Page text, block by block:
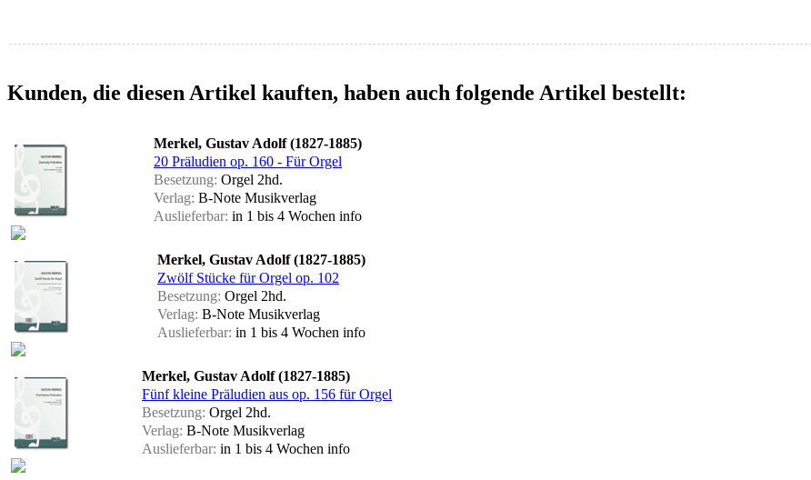
Kunden, die diesen Artikel kauften, haben auch folgende Artikel bestellt:
Merkel, Gustav Adolf (1827-1885)
20 Präludien op. 160 - Für Orgel
Besetzung: Orgel 2hd.
Verlag: B-Note Musikverlag
Auslieferbar: in 1 bis 4 Wochen info
Merkel, Gustav Adolf (1827-1885)
Zwölf Stücke für Orgel op. 102
Besetzung: Orgel 2hd.
Verlag: B-Note Musikverlag
Auslieferbar: in 1 bis 4 Wochen info
Merkel, Gustav Adolf (1827-1885)
Fünf kleine Präludien aus op. 156 für Orgel
Besetzung: Orgel 2hd.
Verlag: B-Note Musikverlag
Auslieferbar: in 1 bis 4 Wochen info